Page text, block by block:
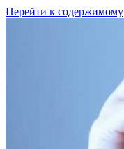
Перейти к содержимому